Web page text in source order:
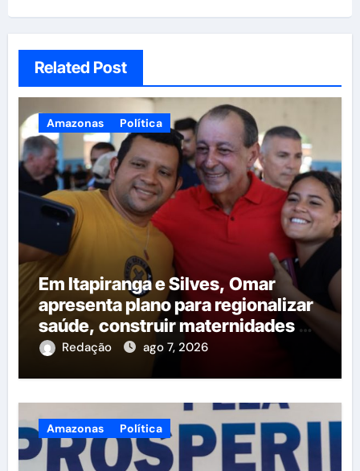
Related Post
Amazonas Política
Em Itapiranga e Silves, Omar
apresenta plano para regionalizar
saúde, construir maternidades e
hospital regional em Itacoatiara
Redação ago 7, 2026
Amazonas Política